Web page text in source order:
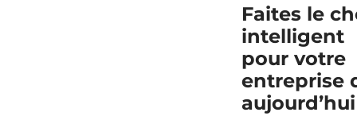
Faites le
intelligent
pour votre
entreprise
aujourd’hui